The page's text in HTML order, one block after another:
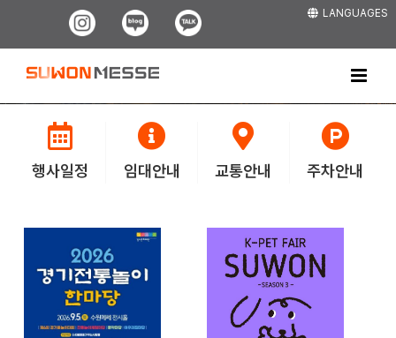
LANGUAGES
Instagram
Blog Kakao
행사일정 임대안내 교통안내 주차안내